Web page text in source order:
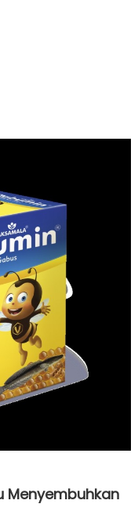
Menyembuhkan